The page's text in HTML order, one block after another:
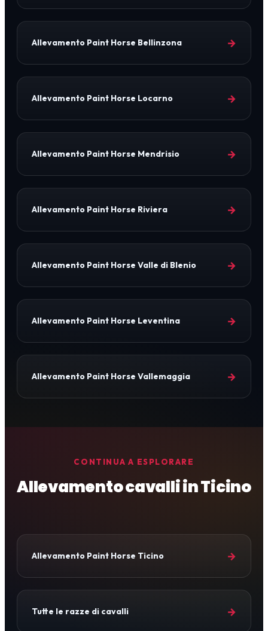
Allevamento Paint Horse Bellinzona →
Allevamento Paint Horse Locarno →
Allevamento Paint Horse Mendrisio →
Allevamento Paint Horse Riviera →
Allevamento Paint Horse Valle di Blenio →
Allevamento Paint Horse Leventina →
Allevamento Paint Horse Vallemaggia →
CONTINUA A ESPLORARE
Allevamento cavalli in Ticino
Allevamento Paint Horse Ticino →
Tutte le razze di cavalli →